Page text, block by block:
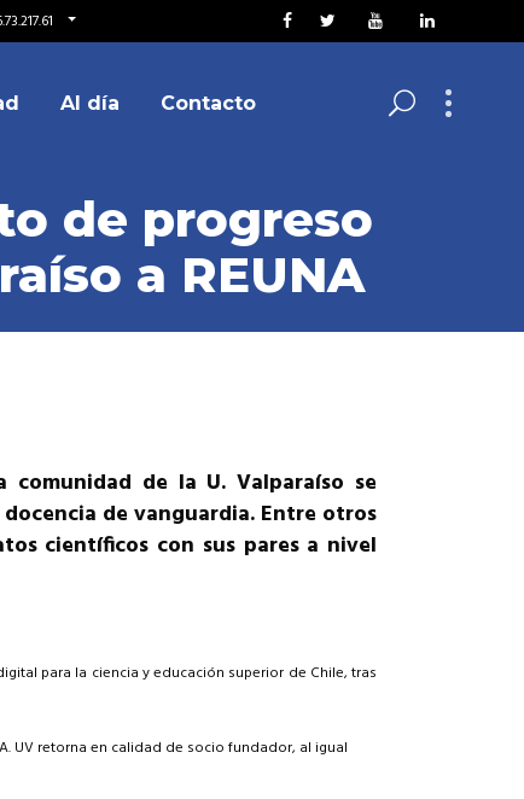
Al día Contacto
de progreso
a REUNA
de la U. Valparaíso se
de vanguardia. Entre otros
científicos con sus pares a nivel
para la ciencia y educación superior de Chile, tras
UV retorna en calidad de socio fundador, al igual